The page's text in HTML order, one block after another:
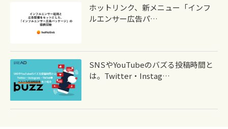
ホットリンク、新メニュー「インフ
ルエンサー広告パ…
SNSやYouTubeのバズる投稿時間と
は。Twitter・Instag…